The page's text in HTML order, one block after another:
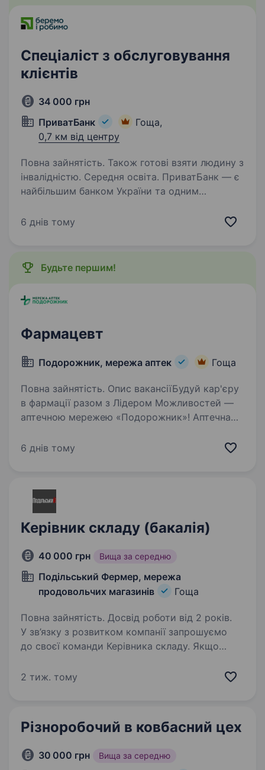
Спеціаліст з обслуговування
клієнтів
34 000 грн
ПриватБанк
Гоща,
0,7 км від центру
Повна зайнятість. Також готові взяти людину з
інвалідністю. Середня освіта. ПриватБанк — є
найбільшим банком України та одним
лідуючі позиції за всіма фінансовими
6 днів тому
Будьте першим!
Фармацевт
Подорожник, мережа аптек Гоща
Повна зайнятість. Опис вакансіїБудуй кар'єру
в фармації разом з Лідером Можливостей —
аптечною мережею «Подорожник»! Аптечна
мережа аптек в Україні, що об'єднує понад
6 днів тому
Керівник складу (бакалія)
40 000 грн Вища за середню
Подільський Фермер, мережа
продовольчих магазинів
Гоща
Повна зайнятість. Досвід роботи від 2 років.
У зв’язку з розвитком компанії запрошуємо
до своєї команди Керівника складу. Якщо
організовувати роботу команди та прагнете
2 тиж. тому
Різноробочий в ковбасний цех
30 000 грн Вища за середню